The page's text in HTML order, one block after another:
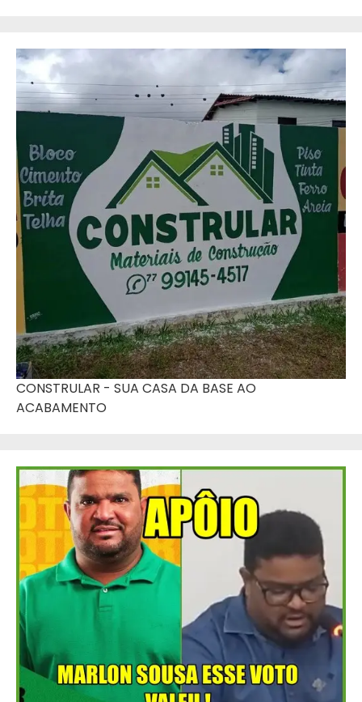
CONSTRULAR - SUA CASA DA BASE AO
ACABAMENTO